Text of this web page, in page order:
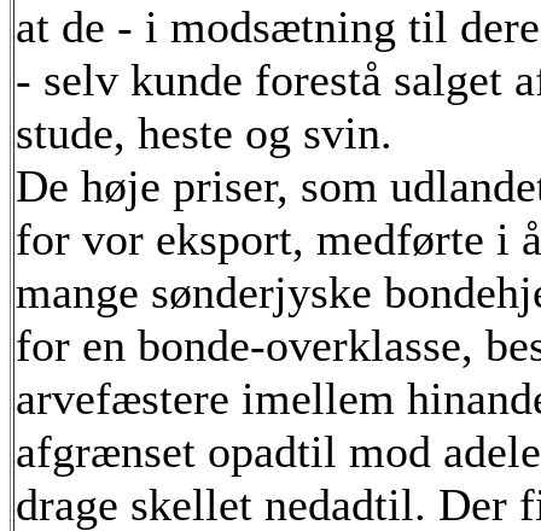
at de - i modsætning til
- selv kunde forestå salget
stude, heste og svin.
De høje priser, som
for vor eksport, medførte i
mange sønderjyske
for en bonde-overklasse,
arvefæstere imellem
afgrænset opadtil mod
drage skellet nedadtil. Der